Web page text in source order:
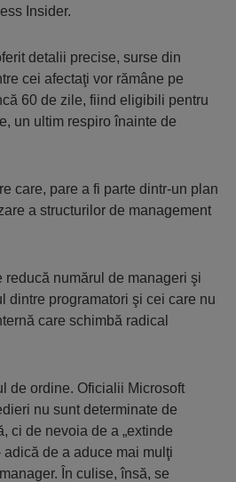
Insider.
detalii precise, surse din
cei afectaţi vor rămâne pe
60 de zile, fiind eligibili pentru
un ultim respiro înainte de
care, pare a fi parte dintr-un plan
a structurilor de management
reducă numărul de manageri şi
dintre programatori şi cei care nu
care schimbă radical
de ordine. Oficialii Microsoft
nu sunt determinate de
ci de nevoia de a „extinde
de a aduce mai mulţi
În culise, însă, se